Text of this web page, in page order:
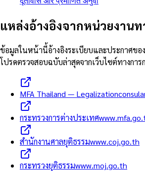
แหล่งอ้างอิงจากหน่วยงานท
ข้อมูลในหน้านี้อ้างอิงระเบียบและประกาศขอ
โปรดตรวจสอบฉบับล่าสุดจากเว็บไซต์ทางการ
MFA Thailand — Legalization
กระทรวงการต่างประเทศ
สำนักงานศาลยุติธรรมwww.coj.go.th
กระทรวงยุติธรรมwww.moj.go.th